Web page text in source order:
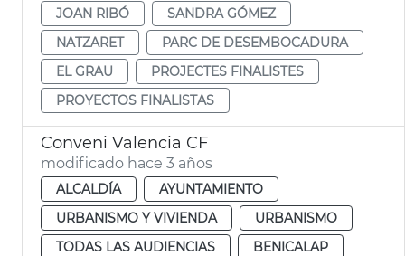
JOAN RIBÓ
SANDRA GÓMEZ
NATZARET
PARC DE DESEMBOCADURA
EL GRAU
PROJECTES FINALISTES
PROYECTOS FINALISTAS
Conveni Valencia CF
modificado hace 3 años
ALCALDÍA
AYUNTAMIENTO
URBANISMO Y VIVIENDA
URBANISMO
TODAS LAS AUDIENCIAS
BENICALAP